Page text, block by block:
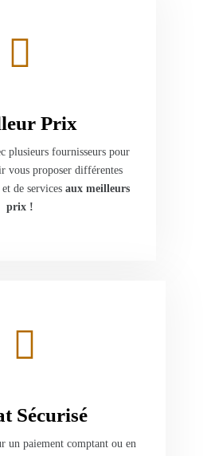
Prix
plusieurs fournisseurs pour
vous proposer différentes
et de servicesaux meilleurs
prix !
Sécurisé
un paiement comptant ou en